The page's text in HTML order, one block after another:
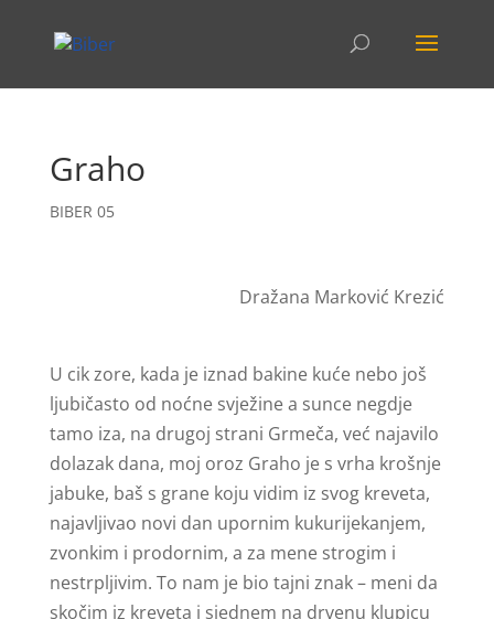
Graho
BIBER 05
Dražana Marković Krezić
U cik zore, kada je iznad bakine kuće nebo još
ljubičasto od noćne svježine a sunce negdje
tamo iza, na drugoj strani Grmeča, već najavilo
dolazak dana, moj oroz Graho je s vrha krošnje
jabuke, baš s grane koju vidim iz svog kreveta,
najavljivao novi dan upornim kukurijekanjem,
zvonkim i prodornim, a za mene strogim i
nestrpljivim. To nam je bio tajni znak – meni da
skočim iz kreveta i sjednem na drvenu klupicu